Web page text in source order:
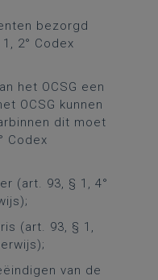
bezorgd
2° Codex
het OCSG een
OCSG kunnen
dit moet
Codex
(art. 93, § 1, 4°
(art. 93, § 1,
van de